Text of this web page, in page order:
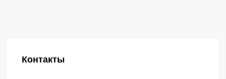
Контакты